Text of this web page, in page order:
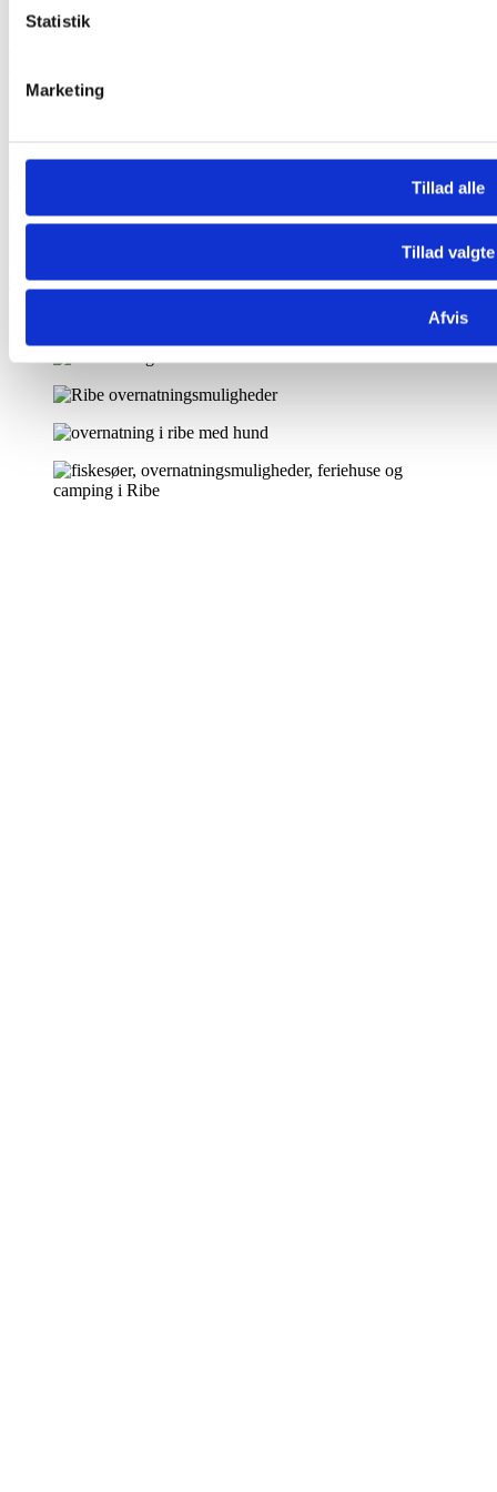
Statistik
Marketing
Tillad alle
Tillad valgte
Afvis
Du kan medbringe dit eget sengelinned og håndklæder eller tilkøbe
For hundeejere, tillader vi hunde i flere af vores ferielejligheder mod
et ekstra gebyr på 200,-. Husk at informere os om dette ved din
Book nu